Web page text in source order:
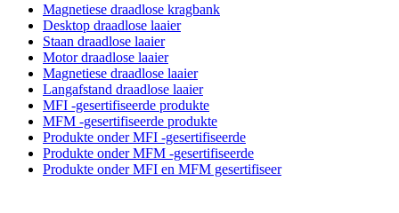
Magnetiese draadlose kragbank
Desktop draadlose laaier
Staan draadlose laaier
Motor draadlose laaier
Magnetiese draadlose laaier
Langafstand draadlose laaier
MFI -gesertifiseerde produkte
MFM -gesertifiseerde produkte
Produkte onder MFI -gesertifiseerde
Produkte onder MFM -gesertifiseerde
Produkte onder MFI en MFM gesertifiseer